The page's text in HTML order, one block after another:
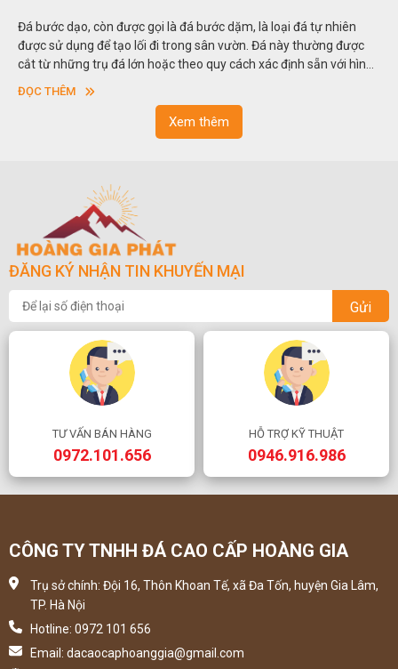
Đá bước dạo, còn được gọi là đá bước dặm, là loại đá tự nhiên
được sử dụng để tạo lối đi trong sân vườn. Đá này thường được
cắt từ những trụ đá lớn hoặc theo quy cách xác định sẵn với hình
vuông hoặc hình chữ nhật và có độ dày khác nhau.
ĐỌC THÊM
Xem thêm
ĐĂNG KÝ NHẬN TIN KHUYẾN MẠI
Gửi
TƯ VẤN BÁN HÀNG
0972.101.656
HỖ TRỢ KỸ THUẬT
0946.916.986
CÔNG TY TNHH ĐÁ CAO CẤP HOÀNG GIA
Trụ sở chính: Đội 16, Thôn Khoan Tế, xã Đa Tốn, huyện Gia Lâm,
TP. Hà Nội
Hotline: 0972 101 656
Email: dacaocaphoanggia@gmail.com